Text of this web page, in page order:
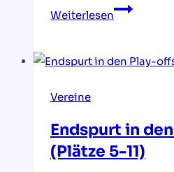
Weiterlesen
möglich
Vereine
Endspurt in
(Plätze 5-11)